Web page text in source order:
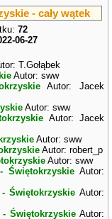
- cały wątek
72
06-27
T.Gołąbek
Autor: sww
Autor: Jacek
Autor: sww
Autor: Jacek
Autor: sww
Autor: robert_p
Autor: sww
Świętokrzyskie Autor:
Świętokrzyskie Autor:
Świętokrzyskie Autor: